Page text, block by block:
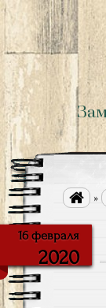
 »
16 февраля
2020